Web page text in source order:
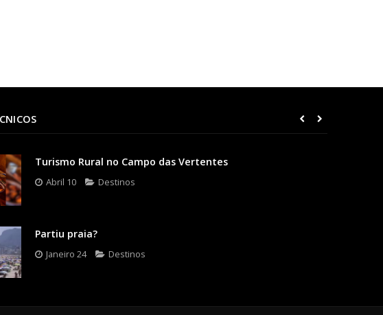
Turismo Rural no Campo das Vertentes
Abril 10 Destinos
Partiu praia?
Janeiro 24 Destinos